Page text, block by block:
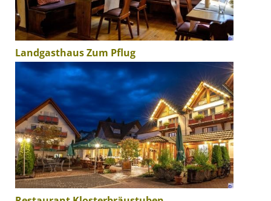
Landgasthaus Zum Pflug